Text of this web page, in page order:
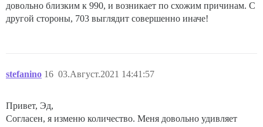
довольно близким к 990, и возникает по схожим причинам. С
другой стороны, 703 выглядит совершенно иначе!
stefanino 03.Август.2021 14:41:57
16
Привет, Эд,
Согласен, я изменю количество. Меня довольно удивляет